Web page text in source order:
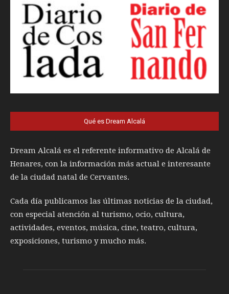
Qué es Dream Alcalá
Dream Alcalá es el referente informativo de Alcalá de
Henares, con la información más actual e interesante
de la ciudad natal de Cervantes.
Cada día publicamos las últimas noticias de la ciudad,
con especial atención al turismo, ocio, cultura,
actividades, eventos, música, cine, teatro, cultura,
exposiciones, turismo y mucho más.